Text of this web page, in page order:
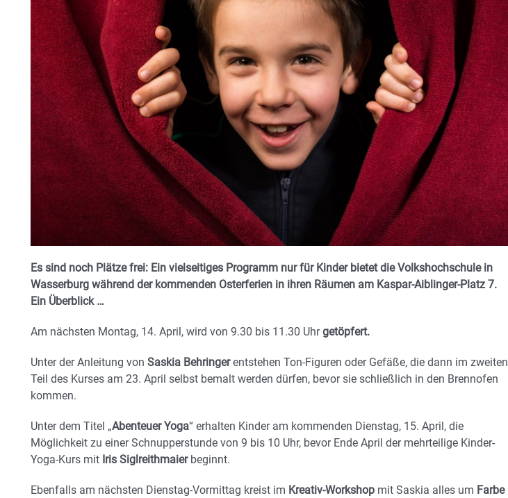
Es sind noch Plätze frei: Ein vielseitiges Programm nur für Kinder bietet die Volkshochschule in
Wasserburg während der kommenden Osterferien in ihren Räumen am Kaspar-Aiblinger-Platz 7.
Ein Überblick …
Am nächsten Montag, 14. April, wird von 9.30 bis 11.30 Uhrgetöpfert.
Unter der Anleitung von Saskia Behringerentstehen Ton-Figuren oder Gefäße, die dann im zweiten
Teil des Kurses am 23. April selbst bemalt werden dürfen, bevor sie schließlich in den Brennofen
kommen.
Unter dem Titel „Abenteuer Yoga“ erhalten Kinder am kommenden Dienstag, 15. April, die
Möglichkeit zu einer Schnupperstunde von 9 bis 10 Uhr, bevor Ende April der mehrteilige Kinder-
Yoga-Kurs mit Iris Siglreithmaierbeginnt.
Ebenfalls am nächsten Dienstag-Vormittag kreist im Kreativ-Workshop mit Saskia alles um Farbe